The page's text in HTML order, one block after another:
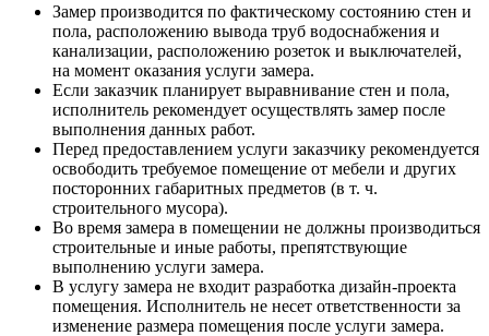
Замер производится по фактическому состоянию стен и
пола, расположению вывода труб водоснабжения и
канализации, расположению розеток и выключателей,
на момент оказания услуги замера.
Если заказчик планирует выравнивание стен и пола,
исполнитель рекомендует осуществлять замер после
выполнения данных работ.
Перед предоставлением услуги заказчику рекомендуется
освободить требуемое помещение от мебели и других
посторонних габаритных предметов (в т. ч.
строительного мусора).
Во время замера в помещении не должны производиться
строительные и иные работы, препятствующие
выполнению услуги замера.
В услугу замера не входит разработка дизайн-проекта
помещения. Исполнитель не несет ответственности за
изменение размера помещения после услуги замера.